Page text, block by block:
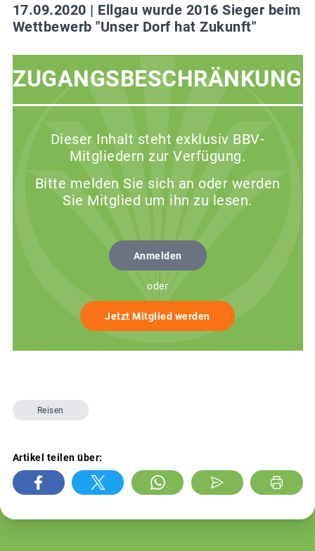
17.09.2020 | Ellgau wurde 2016 Sieger beim
Wettbewerb "Unser Dorf hat Zukunft"
ZUGANGSBESCHRÄNKUNG
Dieser Inhalt steht exklusiv BBV-
Mitgliedern zur Verfügung.
Bitte melden Sie sich an oder werden
Sie Mitglied um ihn zu lesen.
Anmelden
oder
Jetzt Mitglied werden
Reisen
Artikel teilen über: